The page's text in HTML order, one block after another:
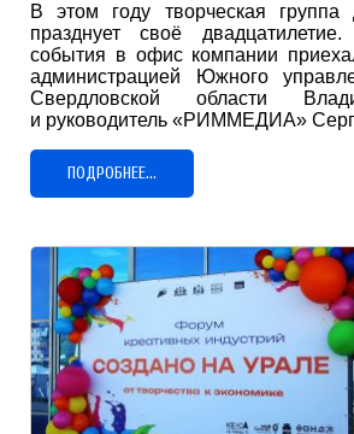
В этом году творческая группа
празднует своё
события в офис компании
администрацией Южного
Свердловской области
и руководитель «РИММЕДИА»
ПОДРОБНЕЕ...